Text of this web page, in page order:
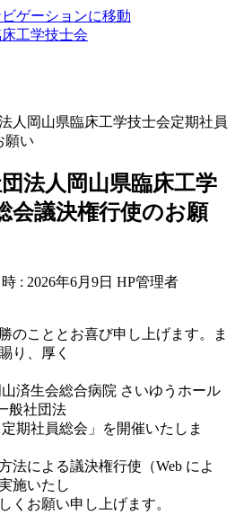
ゲーションに移動
人岡山県臨床工学技士会定期社員
願い
法人岡山県臨床工学
会議決権行使のお願
: 2026年6月9日 HP管理者
のこととお喜び申し上げます。ま
り、厚く
済生会総合病院 さいゆうホール
般社団法
期社員総会」を開催いたしま
法による議決権行使（Web によ
施いたし
くお願い申し上げます。